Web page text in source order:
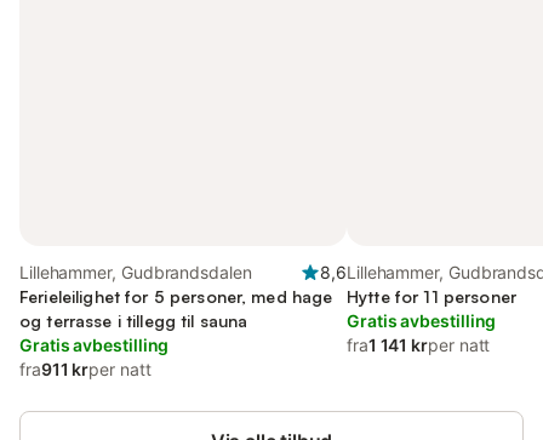
Lillehammer, Gudbrandsdalen
8,6
Ferieleilighet for 5 personer, med hage
og terrasse i tillegg til sauna
Gratis avbestilling
fra911 krper natt
Lillehammer,
Hytte for 11 personer
Gratis avbestilling
fra1 141 krper natt